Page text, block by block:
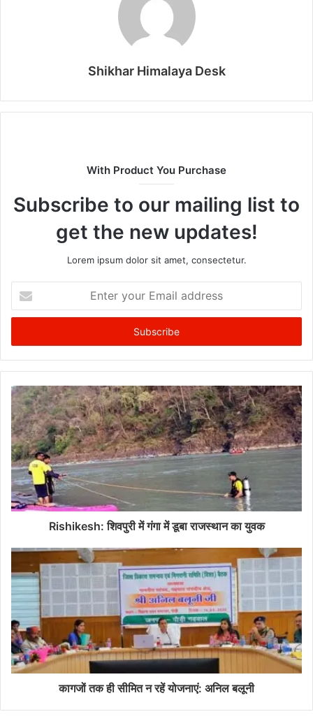
Shikhar Himalaya Desk
With Product You Purchase
Subscribe to our mailing list to
get the new updates!
Lorem ipsum dolor sit amet, consectetur.
your
Email
Rishikesh: शिवपुरी में गंगा में डूबा राजस्थान का युवक
कागजों तक ही सीमित न रहें योजनाएं: अनिल बलूनी